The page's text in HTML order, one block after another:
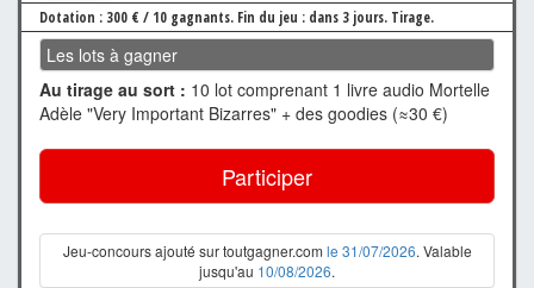
Dotation : 300 € / 10 gagnants. Fin du jeu : dans 3 jours. Tirage.
Les lots à gagner
Au tirage au sort : 10 lot comprenant 1 livre audio Mortelle
Adèle "Very Important Bizarres" + des goodies (≈30 €)
Participer
Jeu-concours ajouté sur toutgagner.com le 31/07/2026. Valable
jusqu'au 10/08/2026.